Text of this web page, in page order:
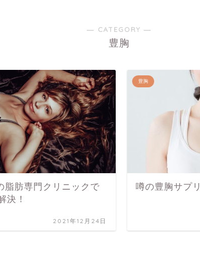
― CATEGORY ―
豊胸
脂肪専門クリニックで
決！
2021年12月24日
豊胸
噂の豊胸サプリ